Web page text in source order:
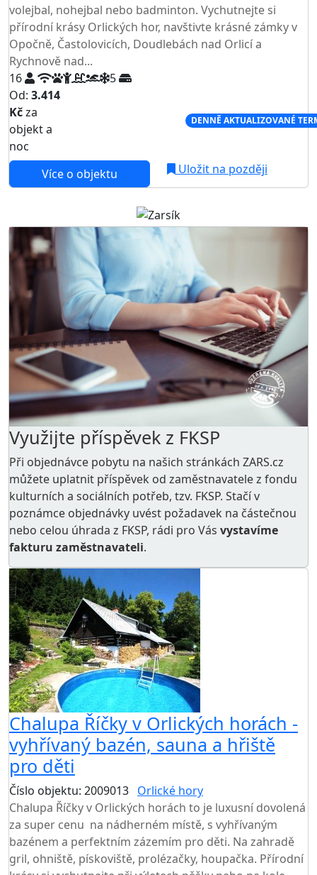
volejbal, nohejbal nebo badminton. Vychutnejte si
přírodní krásy Orlických hor, navštivte krásné zámky v
Opočně, Častolovicích, Doudlebách nad Orlicí a
Rychnově nad...
16
5
Od: 3.414
Kčza
objekt a
noc
DENNĚ AKTUALIZOVANÉ
Více o objektu Uložit na později
Využijte příspěvek z FKSP
Při objednávce pobytu na našich stránkách ZARS.cz
můžete uplatnit příspěvek od zaměstnavatele z fondu
kulturních a sociálních potřeb, tzv. FKSP. Stačí v
poznámce objednávky uvést požadavek na částečnou
nebo celou úhrada z FKSP, rádi pro Vás vystavíme
fakturu zaměstnavateli.
Chalupa Říčky v Orlických horách -
vyhřívaný bazén, sauna a hřiště
pro děti
Číslo objektu: 2009013 Orlické hory
Chalupa Říčky v Orlických horách to je luxusní dovolená
za super cenu na nádherném místě, s vyhřívaným
bazénem a perfektním zázemím pro děti. Na zahradě
gril, ohniště, pískoviště, prolézačky, houpačka. Přírodní